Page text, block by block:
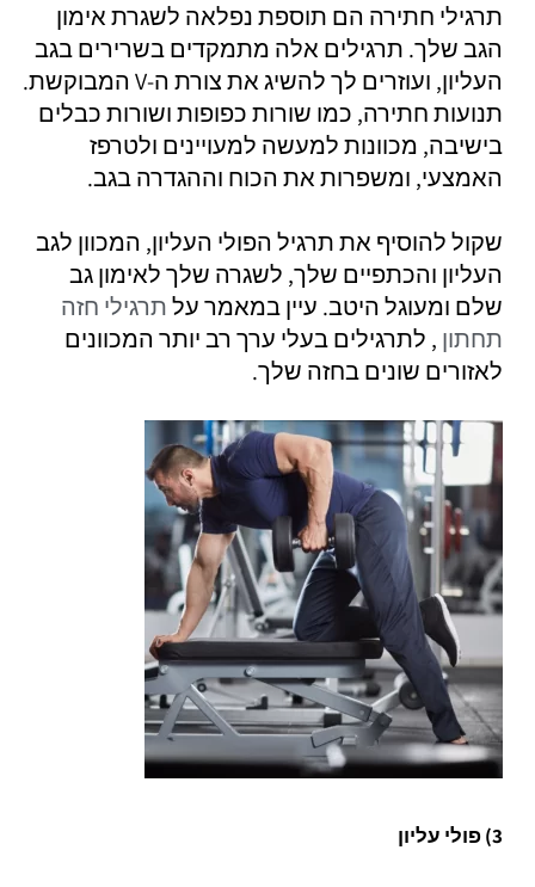
תרגילי חתירה הם תוספת נפלאה לשגרת אימון
הגב שלך. תרגילים אלה מתמקדים בשרירים בגב
העליון, ועוזרים לך להשיג את צורת ה-V המבוקשת.
תנועות חתירה, כמו שורות כפופות ושורות כבלים
בישיבה, מכוונות למעשה למעויינים ולטרפז
האמצעי, ומשפרות את הכוח וההגדרה בגב.
שקול להוסיף את תרגיל הפולי העליון, המכוון לגב
העליון והכתפיים שלך, לשגרה שלך לאימון גב
שלם ומעוגל היטב. עיין במאמר עלתרגילי חזה
תחתון , לתרגילים בעלי ערך רב יותר המכוונים
לאזורים שונים בחזה שלך.
3) פולי עליון